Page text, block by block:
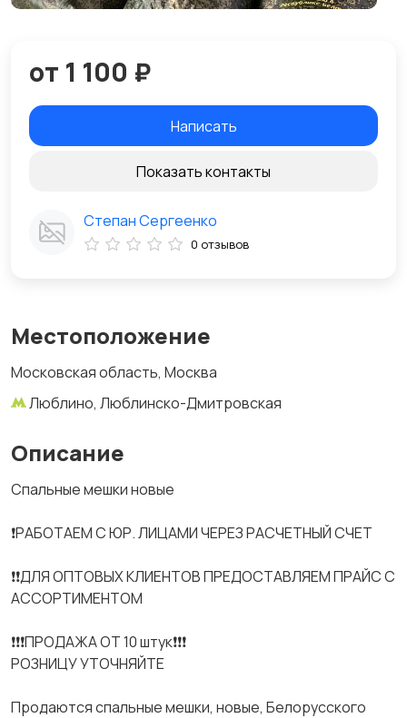
Местоположение
Московская область, Москва
Люблино, Люблинско-Дмитровская
Описание
Спальные мешки новые
❗РАБОТАЕМ С ЮР. ЛИЦАМИ ЧЕРЕЗ РАСЧЕТНЫЙ СЧЕТ
❗❗ДЛЯ ОПТОВЫХ КЛИЕНТОВ ПРЕДОСТАВЛЯЕМ ПРАЙС С
АССОРТИМЕНТОМ
❗️❗️❗️ПРОДАЖА ОТ 10 штук❗️❗️❗️
РОЗНИЦУ УТОЧНЯЙТЕ
Продаются спальные мешки, новые, Белорусского
от 1 100 ₽
Написать
Показать контакты
Степан Сергеенко
0 отзывов